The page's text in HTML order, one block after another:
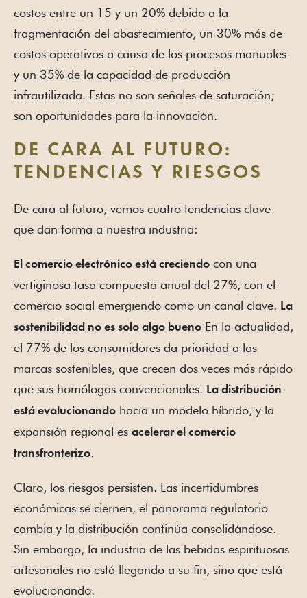
costos entre un 15 y un 20% debido a la
fragmentación del abastecimiento, un 30% más de
costos operativos a causa de los procesos manuales
y un 35% de la capacidad de producción
infrautilizada. Estas no son señales de saturación;
son oportunidades para la innovación.
DE CARA AL FUTURO:
TENDENCIAS Y RIESGOS
De cara al futuro, vemos cuatro tendencias clave
que dan forma a nuestra industria:
El comercio electrónico está creciendo con una
vertiginosa tasa compuesta anual del 27%, con el
comercio social emergiendo como un canal clave. La
sostenibilidad no es solo algo bueno En la actualidad,
el 77% de los consumidores da prioridad a las
marcas sostenibles, que crecen dos veces más rápido
que sus homólogas convencionales. La distribución
está evolucionando hacia un modelo híbrido, y la
expansión regional es acelerar el comercio
transfronterizo.
Claro, los riesgos persisten. Las incertidumbres
económicas se ciernen, el panorama regulatorio
cambia y la distribución continúa consolidándose.
Sin embargo, la industria de las bebidas espirituosas
artesanales no está llegando a su fin, sino que está
evolucionando.